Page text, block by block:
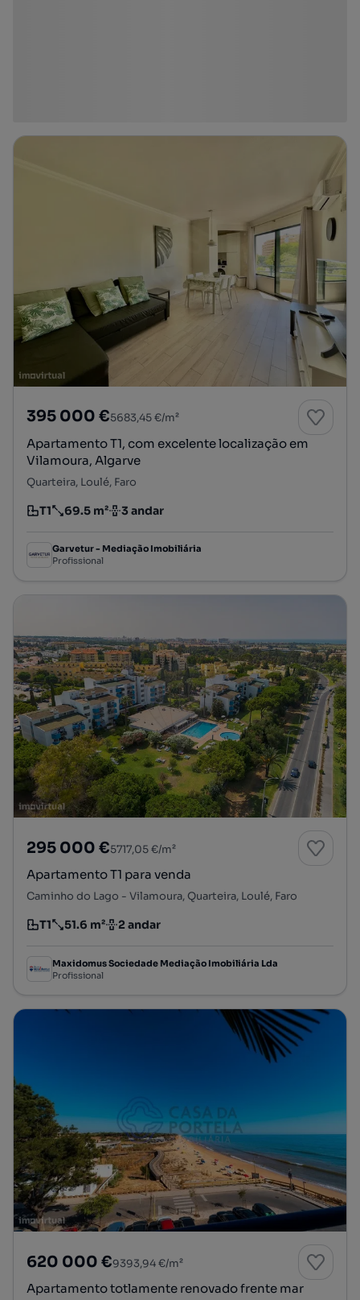
395 000 €5683,45 €/m²
Apartamento T1, com excelente localização em
Vilamoura, Algarve
Quarteira, Loulé, Faro
Tipologia
T1
Preço por metro quadrado
69.5 m²
Andar 3 andar
Garvetur - Mediação Imobiliária
Profissional
295 000 €5717,05 €/m²
Apartamento T1 para venda
Caminho do Lago - Vilamoura, Quarteira, Loulé, Faro
Tipologia
T1
Preço por metro quadrado
51.6 m²
Andar 2 andar
Maxidomus Sociedade Mediação Imobiliária Lda
Profissional
620 000 €9393,94 €/m²
Apartamento totlamente renovado frente mar